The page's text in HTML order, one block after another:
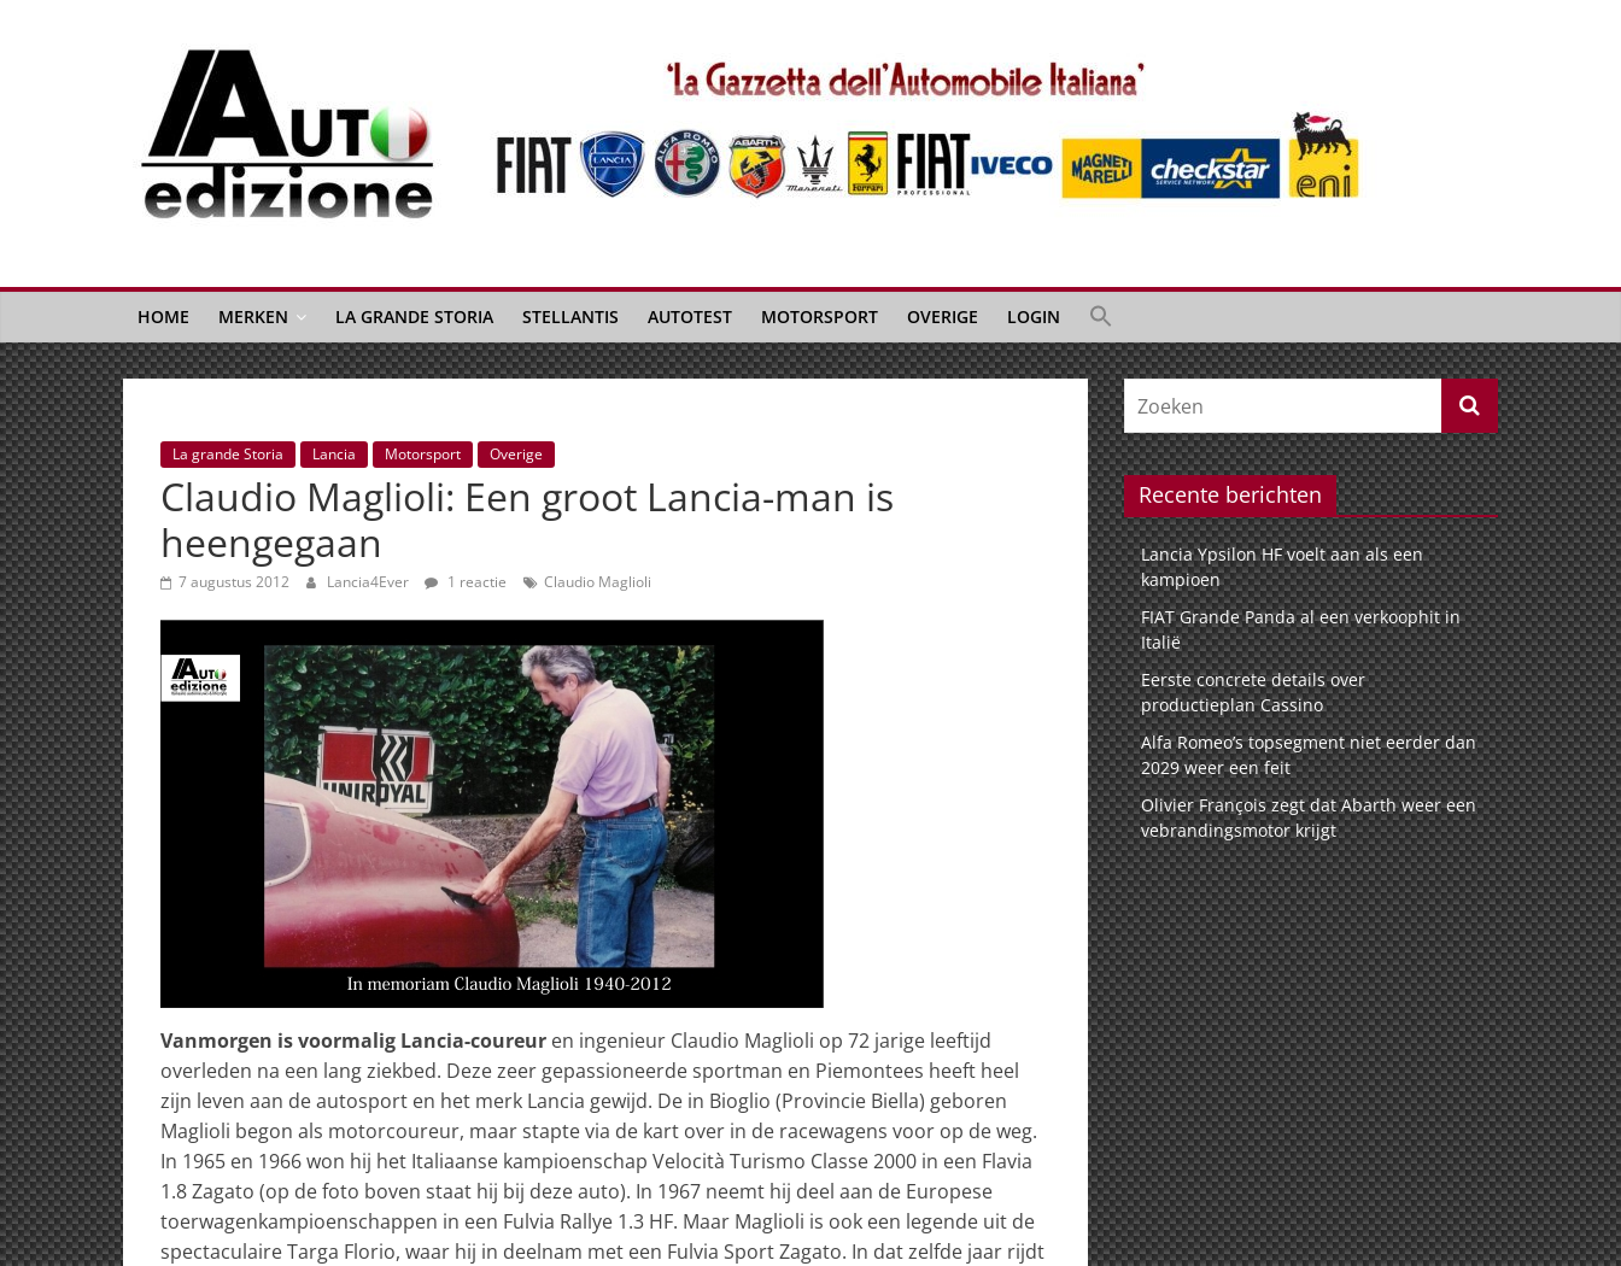
Auto
Edizione
La
Gazetta
dell'Automobile
Italiana
|
Italiaans
autonieuws
&
lifestyle
HOME MERKEN LA GRANDE STORIA STELLANTIS AUTOTEST MOTORSPORT OVERIGE LOGIN
La grande Storia Lancia Motorsport Overige
Claudio Maglioli: Een groot Lancia-man is
heengegaan
7 augustus 2012 Lancia4Ever 1 reactie Claudio Maglioli
Vanmorgen is voormalig Lancia-coureur en ingenieur Claudio Maglioli op 72 jarige leeftijd
overleden na een lang ziekbed. Deze zeer gepassioneerde sportman en Piemontees heeft heel
zijn leven aan de autosport en het merk Lancia gewijd. De in Bioglio (Provincie Biella) geboren
Maglioli begon als motorcoureur, maar stapte via de kart over in de racewagens voor op de weg.
In 1965 en 1966 won hij het Italiaanse kampioenschap Velocità Turismo Classe 2000 in een Flavia
1.8 Zagato (op de foto boven staat hij bij deze auto). In 1967 neemt hij deel aan de Europese
toerwagenkampioenschappen in een Fulvia Rallye 1.3 HF. Maar Maglioli is ook een legende uit de
spectaculaire Targa Florio, waar hij in deelnam met een Fulvia Sport Zagato. In dat zelfde jaar rijdt
Recente berichten
Lancia Ypsilon HF voelt aan als een
kampioen
FIAT Grande Panda al een verkoophit in
Italië
Eerste concrete details over
productieplan Cassino
Alfa Romeo’s topsegment niet eerder dan
2029 weer een feit
Olivier François zegt dat Abarth weer een
vebrandingsmotor krijgt